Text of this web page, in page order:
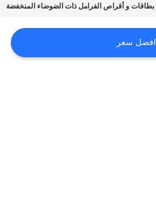
بطاقات و أقراص الفرامل ذات الضوضاء المنخفضة
افضل سعر